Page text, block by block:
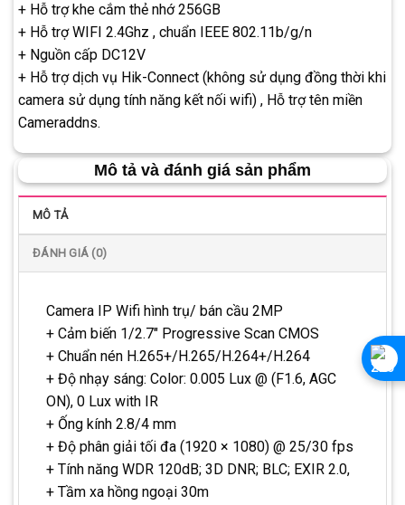
+ Hỗ trợ khe cắm thẻ nhớ 256GB
+ Hỗ trợ WIFI 2.4Ghz , chuẩn IEEE 802.11b/g/n
+ Nguồn cấp DC12V
+ Hỗ trợ dịch vụ Hik-Connect (không sử dụng đồng thời khi
camera sử dụng tính năng kết nối wifi) , Hỗ trợ tên miền
Cameraddns.
Mô tả và đánh giá sản phẩm
MÔ TẢ
ĐÁNH GIÁ (0)
Camera IP Wifi hình trụ/ bán cầu 2MP
+ Cảm biến 1/2.7″ Progressive Scan CMOS
+ Chuẩn nén H.265+/H.265/H.264+/H.264
+ Độ nhạy sáng: Color: 0.005 Lux @ (F1.6, AGC
ON), 0 Lux with IR
+ Ống kính 2.8/4 mm
+ Độ phân giải tối đa (1920 × 1080) @ 25/30 fps
+ Tính năng WDR 120dB; 3D DNR; BLC; EXIR 2.0,
+ Tầm xa hồng ngoại 30m